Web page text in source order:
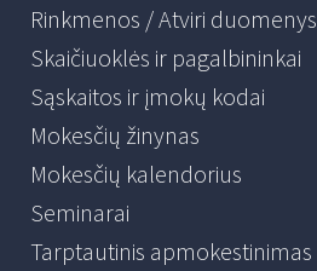
Rinkmenos / Atviri duomenys
Skaičiuoklės ir pagalbininkai
Sąskaitos ir įmokų kodai
Mokesčių žinynas
Mokesčių kalendorius
Seminarai
Tarptautinis apmokestinimas